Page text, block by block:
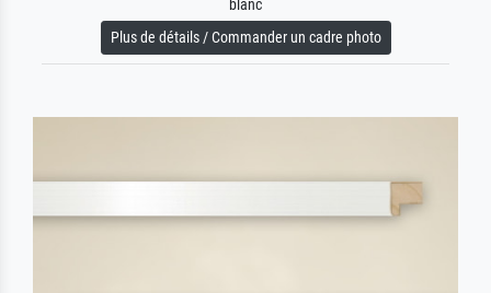
blanc
Plus de détails / Commander un cadre photo